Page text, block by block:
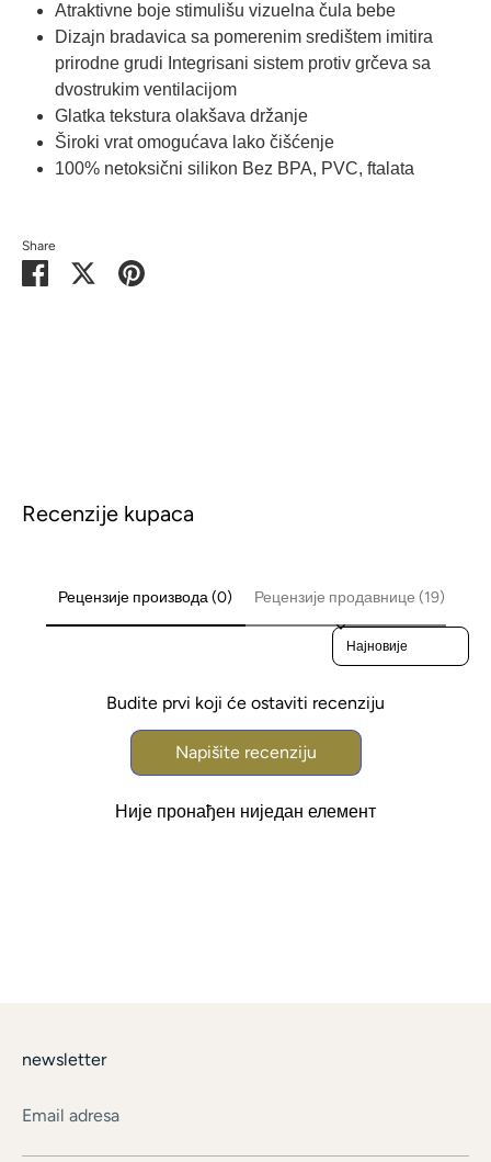
Atraktivne boje stimulišu vizuelna čula bebe
Dizajn bradavica sa pomerenim središtem imitira
prirodne grudi Integrisani sistem protiv grčeva sa
dvostrukim ventilacijom
Glatka tekstura olakšava držanje
Široki vrat omogućava lako čišćenje
100% netoksični silikon Bez BPA, PVC, ftalata
Share
Share
SharePin
Recenzije kupaca
Рецензије производа (0) Рецензије продавнице (19)
Sort reviews by
Budite prvi koji će ostaviti recenziju
Napišite recenziju
Није пронађен ниједан елемент
newsletter
Email adresa